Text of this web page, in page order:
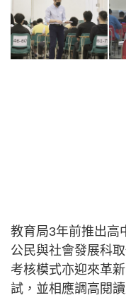
教育局3年前推出高
公民與社會發展科
考核模式亦迎來革
試，並相應調高閱